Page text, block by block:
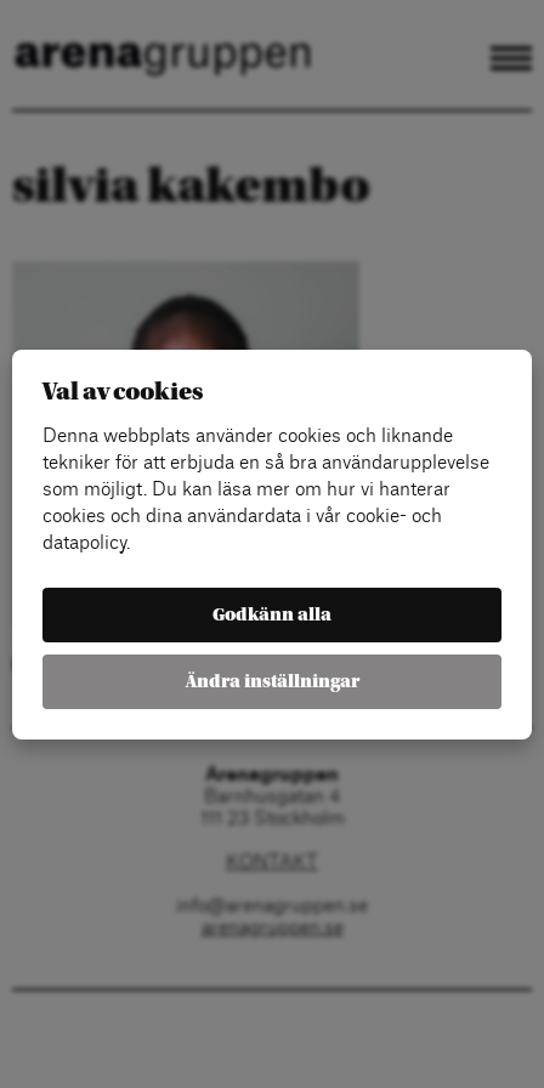
silvia kakembo
Arenagruppen
Barnhusgatan 4
111 23 Stockholm
KONTAKT
info@arenagruppen.se
arenagruppen.se
Val av cookies
Denna webbplats använder cookies och liknande
tekniker för att erbjuda en så bra användarupplevelse
som möjligt. Du kan läsa mer om hur vi hanterar
cookies och dina användardata i vår cookie- och
datapolicy.
Godkänn alla
Ändra inställningar